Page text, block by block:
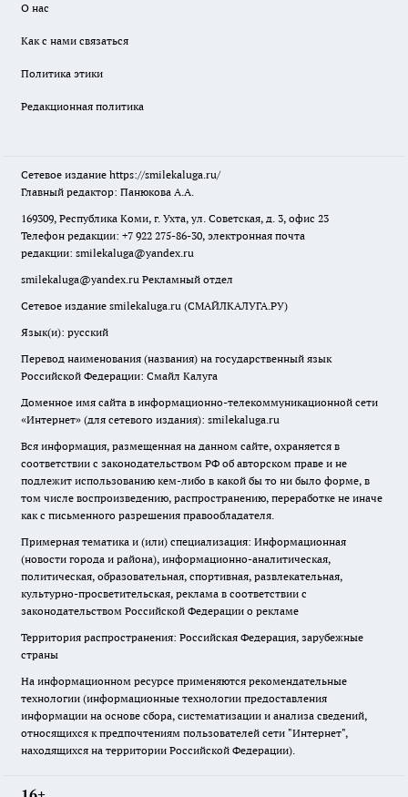
О нас
Как с нами связаться
Политика этики
Редакционная политика
Сетевое издание https://smilekaluga.ru/
Главный редактор: Панюкова А.А.
169309, Республика Коми, г. Ухта, ул. Советская, д. 3, офис 23
Телефон редакции: +7 922 275-86-30, электронная почта
редакции: smilekaluga@yandex.ru
smilekaluga@yandex.ru Рекламный отдел
Сетевое издание smilekaluga.ru (СМАЙЛКАЛУГА.РУ)
Язык(и): русский
Перевод наименования (названия) на государственный язык
Российской Федерации: Смайл Калуга
Доменное имя сайта в информационно-телекоммуникационной сети
«Интернет» (для сетевого издания): smilekaluga.ru
Вся информация, размещенная на данном сайте, охраняется в
соответствии с законодательством РФ об авторском праве и не
подлежит использованию кем-либо в какой бы то ни было форме, в
том числе воспроизведению, распространению, переработке не иначе
как с письменного разрешения правообладателя.
Примерная тематика и (или) специализация: Информационная
(новости города и района), информационно-аналитическая,
политическая, образовательная, спортивная, развлекательная,
культурно-просветительская, реклама в соответствии с
законодательством Российской Федерации о рекламе
Территория распространения: Российская Федерация, зарубежные
страны
На информационном ресурсе применяются рекомендательные
технологии (информационные технологии предоставления
информации на основе сбора, систематизации и анализа сведений,
относящихся к предпочтениям пользователей сети "Интернет",
находящихся на территории Российской Федерации).